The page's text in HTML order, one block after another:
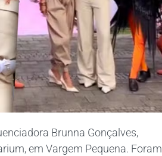
Brunna Gonçalves,
em Vargem Pequena. Foram